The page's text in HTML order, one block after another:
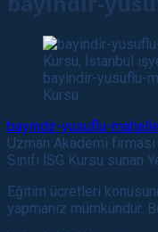
bayindir-yusuflu-
Kursu
bayindir-yusuflu-
Uzman Akademi
Sınıfı İSG Kursu
Eğitim ücretleri
yapmanız mümkündür.